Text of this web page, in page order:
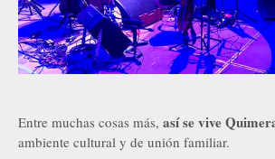
Entre muchas cosas más, así se vive
ambiente cultural y de unión familiar.